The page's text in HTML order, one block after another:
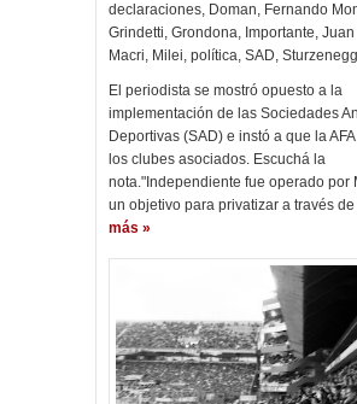
declaraciones, Doman, Fernando
Grindetti, Grondona, Importante, Juan
Macri, Milei, política, SAD,
El periodista se mostró opuesto a la
implementación de las Sociedades
Deportivas (SAD) e instó a que la
los clubes asociados. Escuchá la
nota."Independiente fue operado por
un objetivo para privatizar a través
más »